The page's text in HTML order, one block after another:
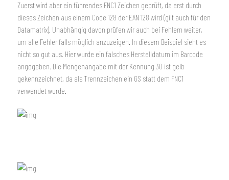
Zuerst wird aber ein führendes FNC1 Zeichen geprüft, da erst durch
dieses Zeichen aus einem Code 128 der EAN 128 wird (gilt auch für den
Datamatrix). Unabhängig davon prüfen wir auch bei Fehlern weiter,
um alle Fehler falls möglich anzuzeigen. In diesem Beispiel sieht es
nicht so gut aus. Hier wurde ein falsches Herstelldatum im Barcode
angegeben. Die Mengenangabe mit der Kennung 30 ist gelb
gekennzeichnet, da als Trennzeichen ein GS statt dem FNC1
verwendet wurde.